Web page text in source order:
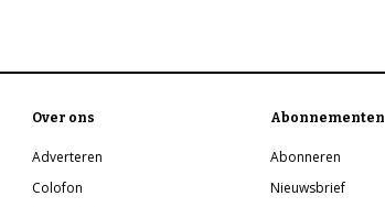
Over ons
Adverteren
Colofon
Abonnementen
Abonneren
Nieuwsbrief